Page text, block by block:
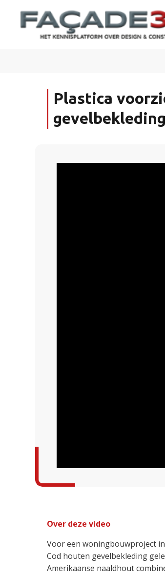
Plastica
Over deze video
Voor een woningbouwproject
Cod houten gevelbekleding
Amerikaanse naaldhout